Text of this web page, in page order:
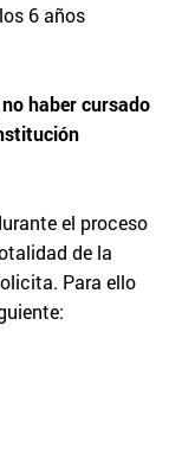
6 años
haber cursado
el proceso
de la
Para ello